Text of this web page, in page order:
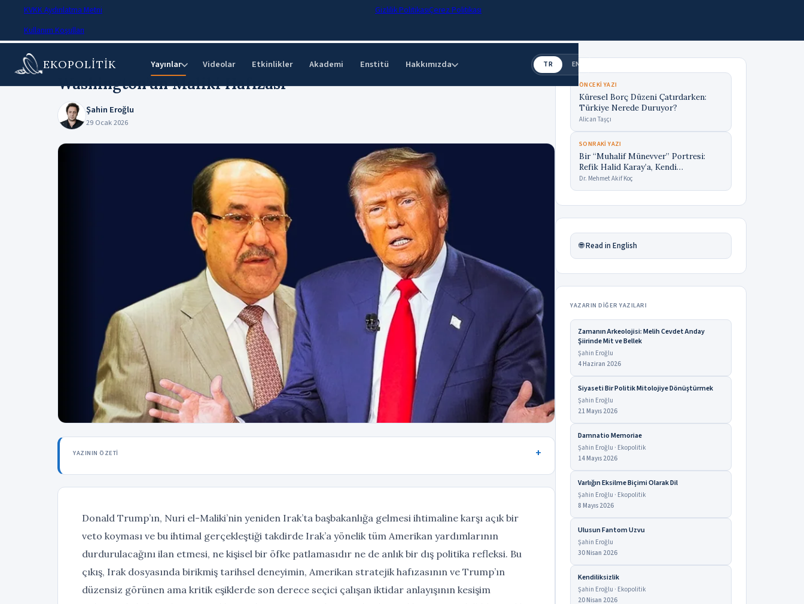
EKOPOLİTİK Yayınlar⌄ Videolar Etkinlikler Akademi Enstitü Hakkımızda⌄ TR EN
Ana Sayfa Makaleler
Washington’un Maliki Hafızası
Şahin Eroğlu
29 Ocak 2026
YAZININ ÖZETI
Donald Trump’ın, Nuri el-Maliki’nin yeniden Irak’ta başbakanlığa gelmesi ihtimaline karşı açık bir
veto koyması ve bu ihtimal gerçekleştiği takdirde Irak’a yönelik tüm Amerikan yardımlarının
durdurulacağını ilan etmesi, ne kişisel bir öfke patlamasıdır ne de anlık bir dış politika refleksi. Bu
çıkış, Irak dosyasında birikmiş tarihsel deneyimin, Amerikan stratejik hafızasının ve Trump’ın
düzensiz görünen ama kritik eşiklerde son derece seçici çalışan iktidar anlayışının kesişim
ÖNCEKI YAZI
Küresel Borç Düzeni Çatırdarken:
Türkiye Nerede Duruyor?
Alican Taşçı
SONRAKI YAZI
Bir “Muhalif Münevver” Portresi:
Refik Halid Karay’a, Kendi
Hatıratından Bakmak
Dr. Mehmet Akif Koç
🌐 Read in English
YAZARIN DIĞER YAZILARI
Zamanın Arkeolojisi: Melih Cevdet Anday
Şiirinde Mit ve Bellek
Şahin Eroğlu
4 Haziran 2026
Siyaseti Bir Politik Mitolojiye Dönüştürmek
Şahin Eroğlu
21 Mayıs 2026
Damnatio Memoriae
Şahin Eroğlu · Ekopolitik
14 Mayıs 2026
Varlığın Eksilme Biçimi Olarak Dil
Şahin Eroğlu · Ekopolitik
8 Mayıs 2026
Ulusun Fantom Uzvu
Şahin Eroğlu
30 Nisan 2026
Kendiliksizlik
Şahin Eroğlu · Ekopolitik
20 Nisan 2026
KVKK Aydınlatma Metni Gizlilik PolitikasıÇerez Politikası
Kullanım Koşulları